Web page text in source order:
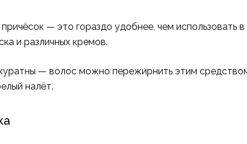
— это гораздо удобнее, чем использовать
и различных кремов.
— волос можно пережирнить этим
налёт.